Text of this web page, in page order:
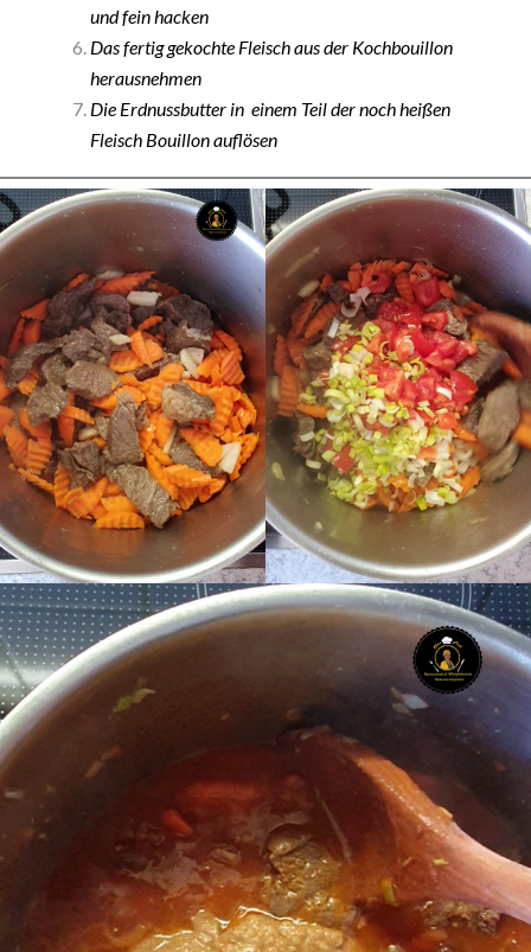
und fein hacken
Das fertig gekochte Fleisch aus der Kochbouillon
herausnehmen
Die Erdnussbutter in einem Teil der noch heißen
Fleisch Bouillon auflösen